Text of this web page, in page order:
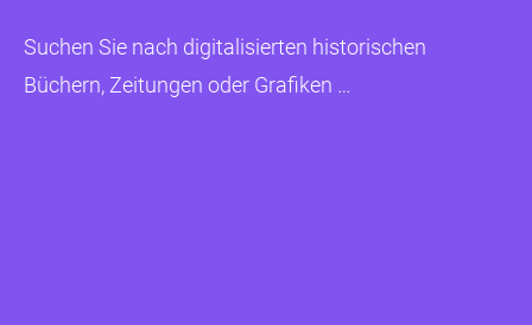
Suchen Sie nach digitalisierten historischen
Büchern, Zeitungen oder Grafiken …